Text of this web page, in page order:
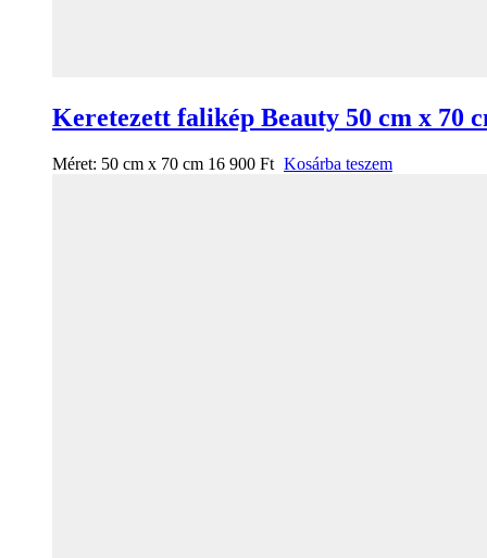
Keretezett falikép Beauty 50 cm x 70
Méret: 50 cm x 70 cm 16 900 Ft Kosárba teszem